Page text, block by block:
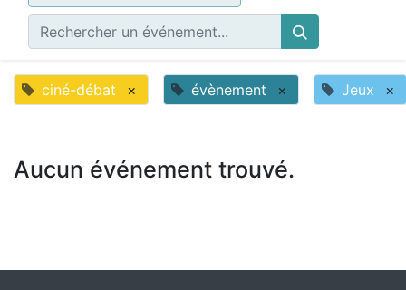
ciné-débat × évènement × Jeux ×
Aucun événement trouvé.